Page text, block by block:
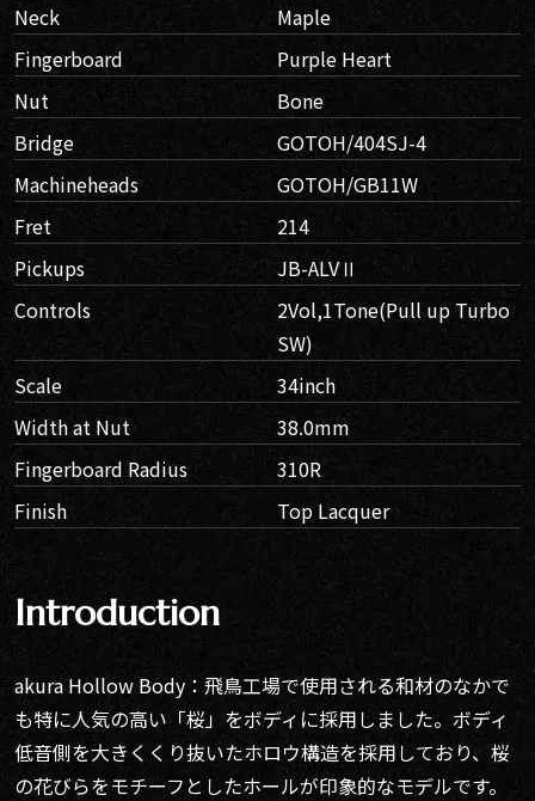
Neck
Maple
Fingerboard
Purple Heart
Nut
Bone
Bridge
GOTOH/404SJ-4
Machineheads
GOTOH/GB11W
Fret
214
Pickups
JB-ALVⅡ
Controls
2Vol,1Tone(Pull up Turbo
SW)
Scale
34inch
Width at Nut
38.0mm
Fingerboard Radius
310R
Finish
Top Lacquer
Introduction
akura Hollow Body：飛鳥工場で使用される和材のなかで
も特に人気の高い「桜」をボディに採用しました。ボディ
低音側を大きくくり抜いたホロウ構造を採用しており、桜
の花びらをモチーフとしたホールが印象的なモデルです。